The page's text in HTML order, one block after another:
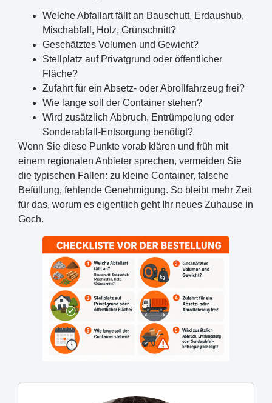
Welche Abfallart fällt an Bauschutt, Erdaushub,
Mischabfall, Holz, Grünschnitt?
Geschätztes Volumen und Gewicht?
Stellplatz auf Privatgrund oder öffentlicher
Fläche?
Zufahrt für ein Absetz- oder Abrollfahrzeug frei?
Wie lange soll der Container stehen?
Wird zusätzlich Abbruch, Entrümpelung oder
Sonderabfall-Entsorgung benötigt?
Wenn Sie diese Punkte vorab klären und früh mit
einem regionalen Anbieter sprechen, vermeiden Sie
die typischen Fallen: zu kleine Container, falsche
Befüllung, fehlende Genehmigung. So bleibt mehr Zeit
für das, worum es eigentlich geht Ihr neues Zuhause in
Goch.